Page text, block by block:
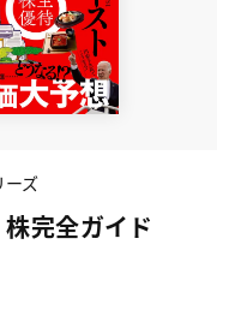
ーズ
完全ガイド